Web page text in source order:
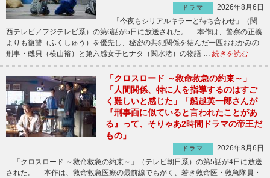
ドラマ
2026年8月6日
「今夜もシリアルキラーと待ち合わせ」（関
西テレビ／フジテレビ系）の第6話が5日に放送された。 本作は、警察の正義
よりも復讐（ふくしゅう）を優先し、秘密の共犯関係を結んだ一匹おおかみの
刑事・磯貝（横山裕）と第六感女子ヒナタ（関水渚）の物語 … 続きを読む
「クロスロード ～救命救急の約束～」
「人間関係、特に人を指導するのはすご
く難しいと感じた」「船越英一郎さんが
『刑事面に似ていると言われたことがあ
る』って、そりゃあ2時間ドラマの帝王だ
もの」
ドラマ
2026年8月6日
「クロスロード ～救命救急の約束～」（テレビ朝日系）の第5話が4日に放送
された。 本作は、救命救急医療の最前線でもがく、若き救命医・救急隊員・